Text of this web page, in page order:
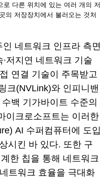
다른 위치에 있는 여러 개의 저
의 저장장치에서 불러오는 것처
네트워크 인프라 측면
저지연 네트워크 기술
연결 기술이 주목받고
크(NVLink)와 인피니밴
백 기가바이트 수준의
이크로소프트는 이러한
AI 수퍼컴퓨터에 도입
시킨 바 있다. 또한 구
한 칩을 통해 네트워크
트워크 효율을 극대화